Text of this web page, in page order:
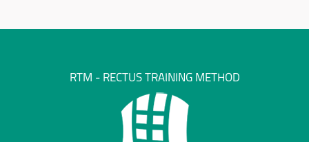
RTM - RECTUS TRAINING METHOD